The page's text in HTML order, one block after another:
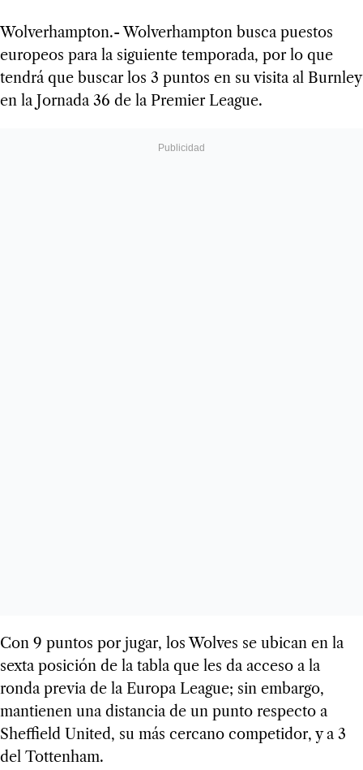
Wolverhampton.- Wolverhampton busca puestos
europeos para la siguiente temporada, por lo que
tendrá que buscar los 3 puntos en su visita al Burnley
en la Jornada 36 de la Premier League.
Con 9 puntos por jugar, los Wolves se ubican en la
sexta posición de la tabla que les da acceso a la
ronda previa de la Europa League; sin embargo,
mantienen una distancia de un punto respecto a
Sheffield United, su más cercano competidor, y a 3
del Tottenham.